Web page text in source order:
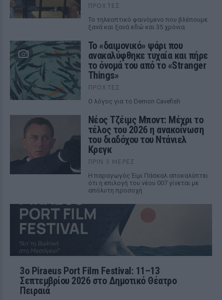
ΠΡΟΧΤΈΣ
Το τηλεοπτικό φαινόμενο που βλέπουμε
ξανά και ξανά εδώ και 35 χρόνια
Το «δαιμονικό» ψάρι που
ανακαλύφθηκε τυχαία και πήρε
το όνομά του από το «Stranger
Things»
ΠΡΟΧΤΈΣ
Ο λόγος για το Demon Cavefish
Νέος Τζέιμς Μποντ: Μέχρι το
τέλος του 2026 η ανακοίνωση
του διαδόχου του Ντάνιελ
Κρεγκ
ΠΡΙΝ 3 ΜΈΡΕΣ
Η παραγωγός Έιμι Πάσκαλ αποκαλύπτει
ότι η επιλογή του νέου 007 γίνεται με
απόλυτη προσοχή
3ο Piraeus Port Film Festival: 11–13
Σεπτεμβρίου 2026 στο Δημοτικό Θέατρο
Πειραιά